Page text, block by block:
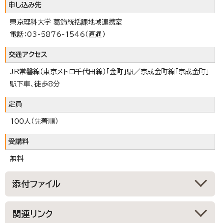
申し込み先
東京理科大学 葛飾統括課地域連携室
電話：03-5876-1546（直通）
交通アクセス
JR常磐線（東京メトロ千代田線）「金町」駅／京成金町線「京成金町」
駅下車、徒歩8分
定員
100人（先着順）
受講料
無料
添付ファイル
関連リンク